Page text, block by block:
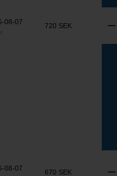
08-07 720 SEK
08-07 670 SEK